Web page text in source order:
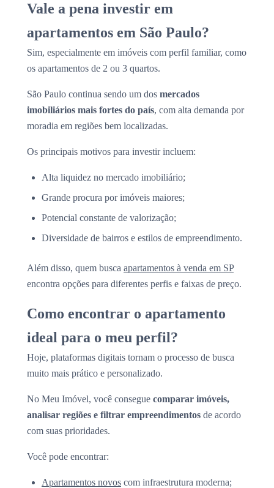
Vale a pena investir em
apartamentos em São Paulo?
Sim, especialmente em imóveis com perfil familiar, como
os apartamentos de 2 ou 3 quartos.
São Paulo continua sendo um dos mercados
imobiliários mais fortes do país, com alta demanda por
moradia em regiões bem localizadas.
Os principais motivos para investir incluem:
Alta liquidez no mercado imobiliário;
Grande procura por imóveis maiores;
Potencial constante de valorização;
Diversidade de bairros e estilos de empreendimento.
Além disso, quem busca apartamentos à venda em SP
encontra opções para diferentes perfis e faixas de preço.
Como encontrar o apartamento
ideal para o meu perfil?
Hoje, plataformas digitais tornam o processo de busca
muito mais prático e personalizado.
No Meu Imóvel, você consegue comparar imóveis,
analisar regiões e filtrar empreendimentos de acordo
com suas prioridades.
Você pode encontrar:
Apartamentos novos com infraestrutura moderna;